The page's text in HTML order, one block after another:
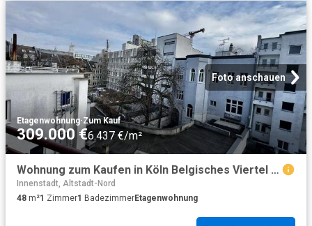
Foto anschauen
Etagenwohnung·Zum Kauf
309.000 €6.437 €/m²
Wohnung zum Kaufen in Köln Belgisches Viertel 309.000,00 EUR 48 m²
Innenstadt, Altstadt-Nord
48 m²1 Zimmer1 BadezimmerEtagenwohnung